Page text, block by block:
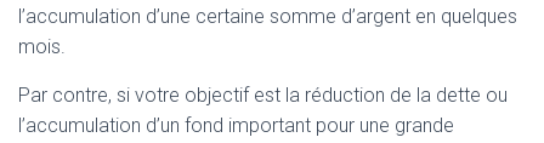
l’accumulation d’une certaine somme d’argent en quelques
mois.
Par contre, si votre objectif est la réduction de la dette ou
l’accumulation d’un fond important pour une grande